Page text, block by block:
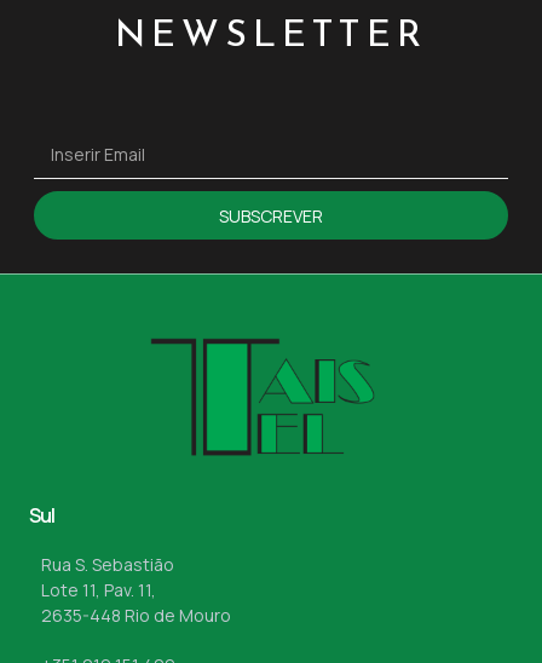
NEWSLETTER
SUBSCREVER
Sul
Rua S. Sebastião
Lote 11, Pav. 11,
2635-448 Rio de Mouro